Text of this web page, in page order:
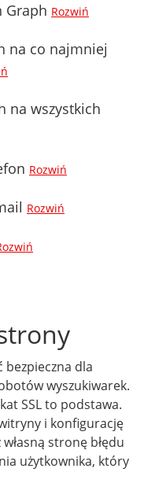
Graph Rozwiń
na co najmniej
na wszystkich
Rozwiń
Rozwiń
dla
wyszukiwarek.
SSL to podstawa.
i konfigurację
stronę błędu
użytkownika, który